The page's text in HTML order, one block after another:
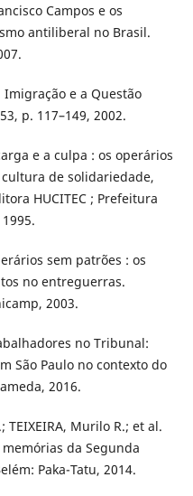
Campos e os
antiliberal no Brasil.
Imigração e a Questão
p. 117–149, 2002.
e a culpa : os operários
de solidariedade,
HUCITEC ; Prefeitura
sem patrões : os
no entreguerras.
2003.
no Tribunal:
São Paulo no contexto do
2016.
TEIXEIRA, Murilo R.; et al.
da Segunda
Paka-Tatu, 2014.